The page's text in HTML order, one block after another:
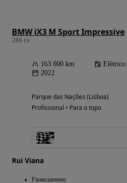
BMW iX3 M Sport Impressive
286 cv
163 000 km Elétrico
2022
Parque das Nações (Lisboa)
Profissional • Para o topo
Rui Viana
Financiamento